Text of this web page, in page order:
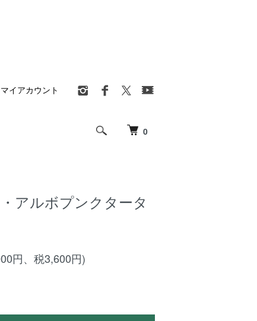
0
マイアカウント
アルボプンクタータ
円、税3,600円)